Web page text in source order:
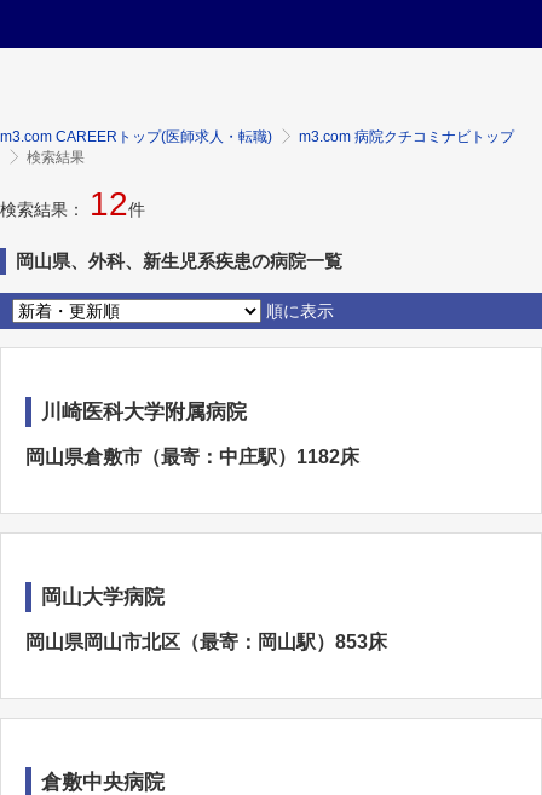
m3.com CAREERトップ(医師求人・転職)
m3.com 病院クチコミナビトップ
検索結果
検索結果： 12件
岡山県、外科、新生児系疾患の病院一覧
順に表示
川崎医科大学附属病院
岡山県倉敷市（最寄：中庄駅）1182床
岡山大学病院
岡山県岡山市北区（最寄：岡山駅）853床
倉敷中央病院